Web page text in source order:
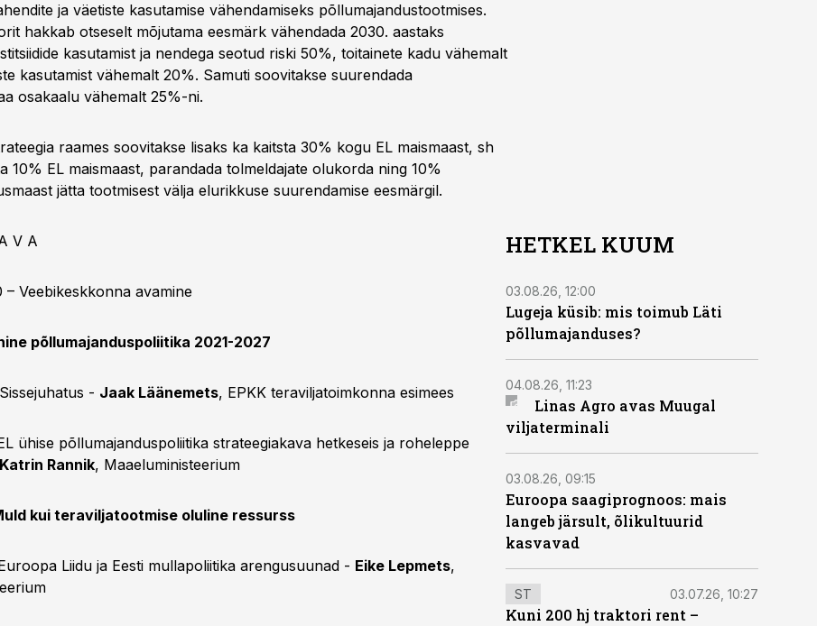
ja väetiste kasutamise vähendamiseks põllumajandustootmises.
hakkab otseselt mõjutama eesmärk vähendada 2030. aastaks
kasutamist ja nendega seotud riski 50%, toitainete kadu vähemalt
kasutamist vähemalt 20%. Samuti soovitakse suurendada
osakaalu vähemalt 25%-ni.
raames soovitakse lisaks ka kaitsta 30% kogu EL maismaast, sh
10% EL maismaast, parandada tolmeldajate olukorda ning 10%
jätta tootmisest välja elurikkuse suurendamise eesmärgil.
V A
Veebikeskkonna avamine
põllumajanduspoliitika 2021-2027
- Jaak Läänemets, EPKK teraviljatoimkonna esimees
ühise põllumajanduspoliitika strateegiakava hetkeseis ja roheleppe
Katrin Rannik, Maaeluministeerium
kui teraviljatootmise oluline ressurss
Liidu ja Eesti mullapoliitika arengusuunad - Eike Lepmets,
HETKEL KUUM
03.08.26, 12:00
Lugeja küsib: mis toimub Läti
põllumajanduses?
04.08.26, 11:23
Linas Agro avas Muugal
viljaterminali
03.08.26, 09:15
Euroopa saagiprognoos: mais
langeb järsult, õlikultuurid
kasvavad
ST 03.07.26, 10:27
Kuni 200 hj traktori rent –